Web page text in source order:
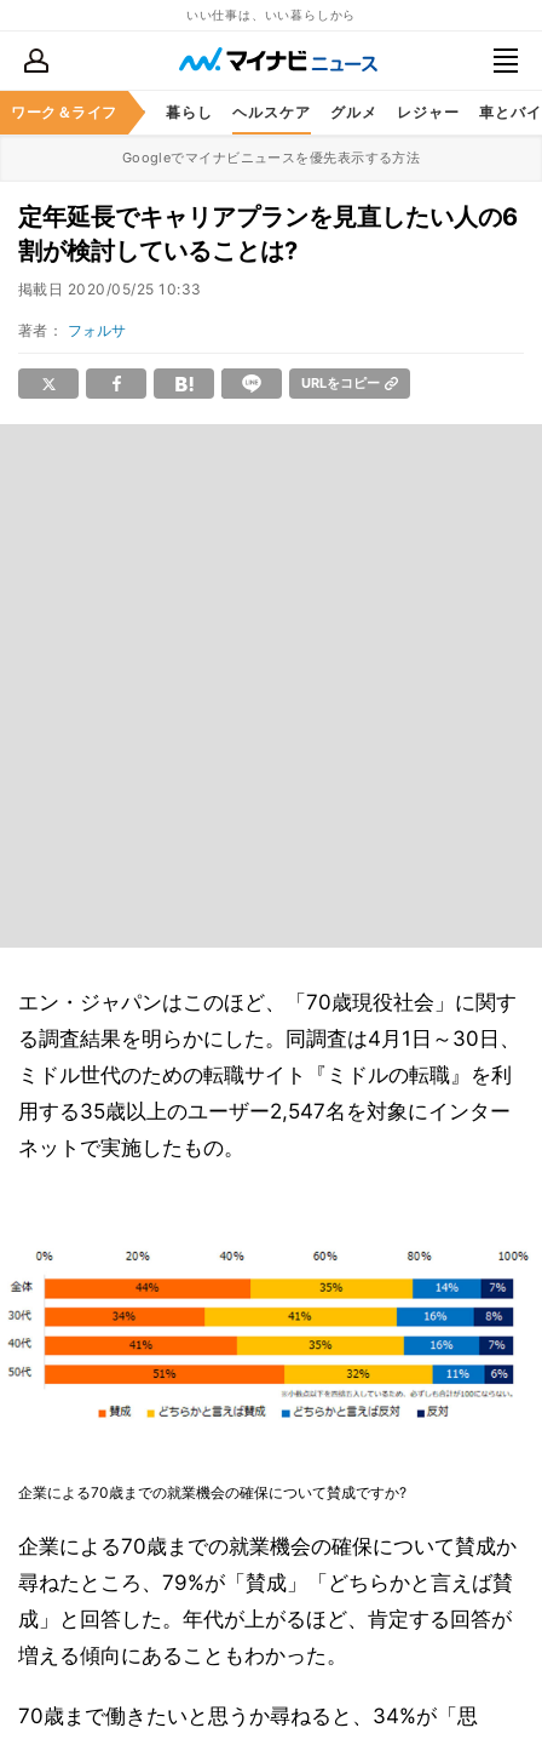
いい仕事は、いい暮らしから
ワーク＆ライフ
ススキル マネー 暮らし ヘルスケア グルメ レジャー 車とバ
Googleでマイナビニュースを優先表示する方法
定年延長でキャリアプランを見直したい人の6
割が検討していることは?
掲載日 2020/05/25 10:33
著者： フォルサ
URLをコピー
エン・ジャパンはこのほど、「70歳現役社会」に関す
る調査結果を明らかにした。同調査は4月1日～30日、
ミドル世代のための転職サイト『ミドルの転職』を利
用する35歳以上のユーザー2,547名を対象にインター
ネットで実施したもの。
企業による70歳までの就業機会の確保について賛成ですか?
企業による70歳までの就業機会の確保について賛成か
尋ねたところ、79%が「賛成」「どちらかと言えば賛
成」と回答した。年代が上がるほど、肯定する回答が
増える傾向にあることもわかった。
70歳まで働きたいと思うか尋ねると、34%が「思